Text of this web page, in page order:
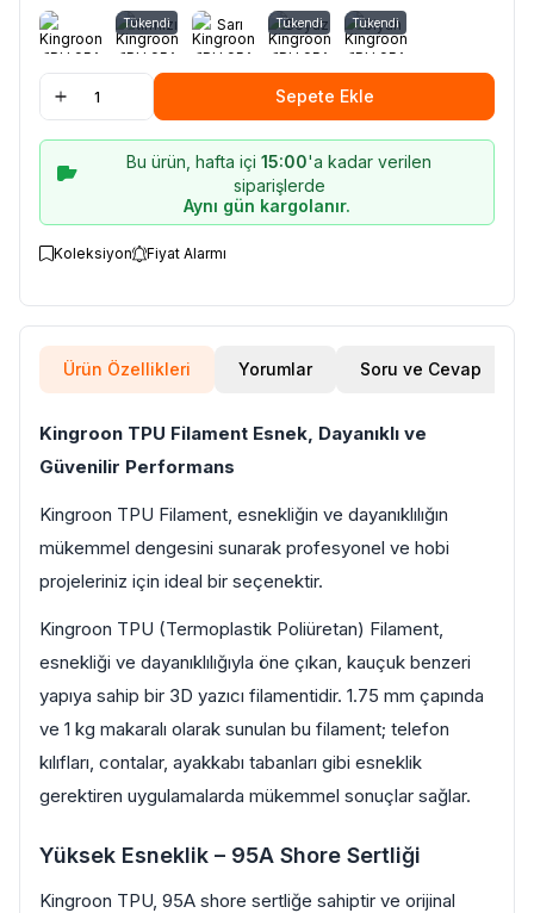
Tükendi
Kırmızı Sarı Tükendi
Beyaz Tükendi
Siyah
Sepete Ekle
Bu ürün, hafta içi 15:00'a kadar verilen
siparişlerde
Aynı gün kargolanır.
Koleksiyon Fiyat Alarmı
Ürün Özellikleri Yorumlar Soru ve Cevap
Kingroon TPU Filament Esnek, Dayanıklı ve
Güvenilir Performans
Kingroon TPU Filament, esnekliğin ve dayanıklılığın
mükemmel dengesini sunarak profesyonel ve hobi
projeleriniz için ideal bir seçenektir.
Kingroon TPU (Termoplastik Poliüretan) Filament,
esnekliği ve dayanıklılığıyla öne çıkan, kauçuk benzeri
yapıya sahip bir 3D yazıcı filamentidir. 1.75 mm çapında
ve 1 kg makaralı olarak sunulan bu filament; telefon
kılıfları, contalar, ayakkabı tabanları gibi esneklik
gerektiren uygulamalarda mükemmel sonuçlar sağlar.
Yüksek Esneklik – 95A Shore Sertliği
Kingroon TPU, 95A shore sertliğe sahiptir ve orijinal